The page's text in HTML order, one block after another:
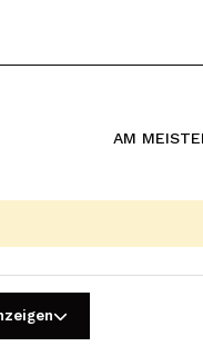
AM